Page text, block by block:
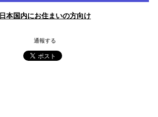
日本国内にお住まいの方向け
通報する